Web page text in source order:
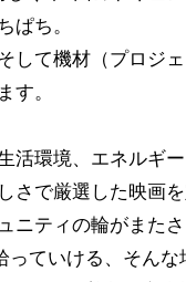
ぱち。
して機材（プロジ
す。
活環境、エネルギ
さで厳選した映画
ニティの輪がまた
ていける、そん